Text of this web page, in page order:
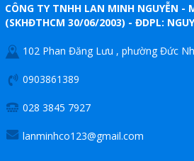
CÔNG TY TNHH LAN MINH NGUYỄN -
(SKHĐTHCM 30/06/2003) - ĐDPL:
102 Phan Đăng Lưu , phường Đức
0903861389
028 3845 7927
lanminhco123@gmail.com
Mail